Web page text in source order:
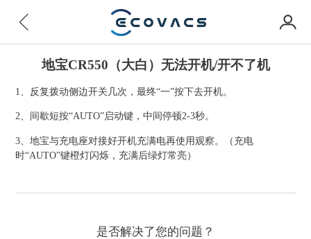
地宝CR550（大白）无法开机/开不了机
1、反复拨动侧边开关几次，最终“一”按下去开机。
2、间歇短按“AUTO”启动键，中间停顿2-3秒。
3、地宝与充电座对接好开机充满电再使用观察。（充电
时“AUTO”键橙灯闪烁，充满后绿灯常亮）
是否解决了您的问题？